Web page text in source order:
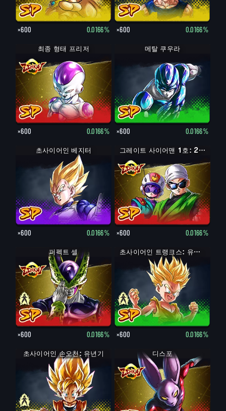
×600 0.0166% ×600 0.0166%
최종 형태 프리저
×600 0.0166%
메탈 쿠우라
×600 0.0166%
초사이어인 베지터
×600 0.0166%
그레이트 사이어맨 1호: 2호 (어시스트)
×600 0.0166%
완전체 셀
퍼펙트 셀
×600 0.0166%
트랭크스: 유년기 초사이어인 트랭크스: 유년기
×600 0.0166%
손오천: 유년기
초사이어인 손오천: 유년기 디스포